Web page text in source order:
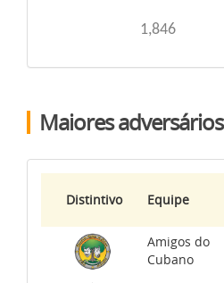
Maiores adversários
Distintivo Equipe
Amigos do
Cubano